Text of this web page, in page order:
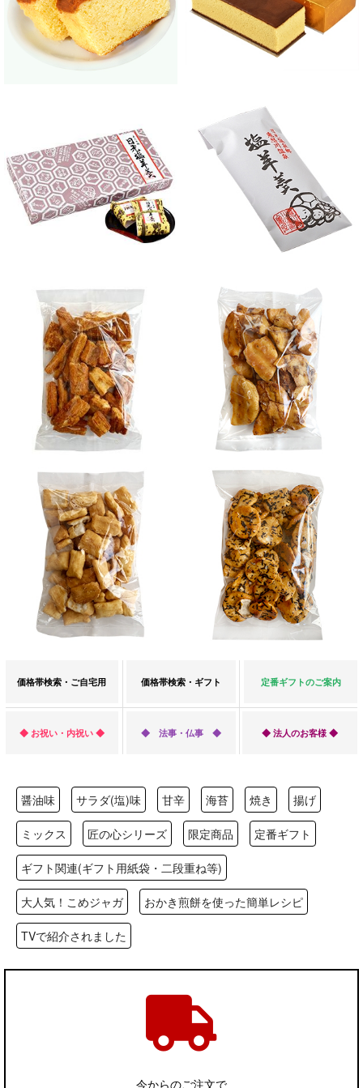
価格帯検索・ご自宅用 価格帯検索・ギフト 定番ギフトのご案内
◆ お祝い・内祝い ◆ ◆ 法事・仏事 ◆ ◆ 法人のお客様 ◆
醤油味 サラダ(塩)味 甘辛 海苔 焼き 揚げ
ミックス 匠の心シリーズ 限定商品 定番ギフト
ギフト関連(ギフト用紙袋・二段重ね等)
大人気！こめジャガ おかき煎餅を使った簡単レシピ
TVで紹介されました
今からのご注文で